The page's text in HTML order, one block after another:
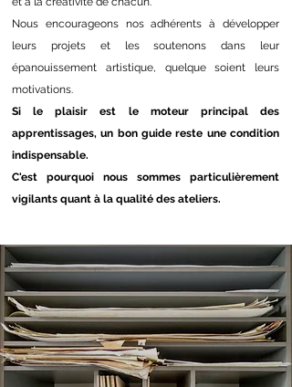
Nous encourageons nos adhérents à développer
leurs projets et les soutenons dans leur
épanouissement artistique, quelque soient leurs
motivations.
Si le plaisir est le moteur principal des
apprentissages, un bon guide reste une condition
indispensable.
C'est pourquoi nous sommes particulièrement
vigilants quant à la qualité des ateliers.